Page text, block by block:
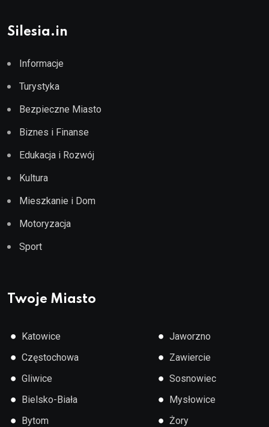
Silesia.in
Informacje
Turystyka
Bezpieczne Miasto
Biznes i Finanse
Edukacja i Rozwój
Kultura
Mieszkanie i Dom
Motoryzacja
Sport
Twoje Miasto
● Katowice
● Częstochowa
● Gliwice
● Bielsko-Biała
● Bytom
● Jaworzno
● Zawiercie
● Sosnowiec
● Mysłowice
● Żory